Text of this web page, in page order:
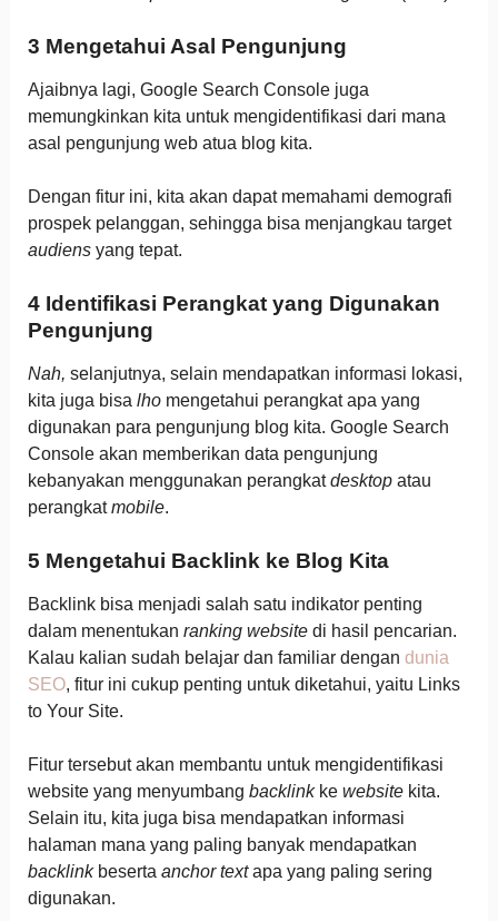
3 Mengetahui Asal Pengunjung
Ajaibnya lagi, Google Search Console juga
memungkinkan kita untuk mengidentifikasi dari mana
asal pengunjung web atua blog kita.
Dengan fitur ini, kita akan dapat memahami demografi
prospek pelanggan, sehingga bisa menjangkau target
audiensyang tepat.
4 Identifikasi Perangkat yang Digunakan
Pengunjung
Nah, selanjutnya, selain mendapatkan informasi lokasi,
kita juga bisa lhomengetahui perangkat apa yang
digunakan para pengunjung blog kita. Google Search
Console akan memberikan data pengunjung
kebanyakan menggunakan perangkatdesktopatau
perangkatmobile.
5 Mengetahui Backlink ke Blog Kita
Backlink bisa menjadi salah satu indikator penting
dalam menentukan ranking websitedi hasil pencarian.
Kalau kalian sudah belajar dan familiar dengan dunia
SEO, fitur ini cukup penting untuk diketahui, yaitu Links
to Your Site.
Fitur tersebut akan membantu untuk mengidentifikasi
website yang menyumbang backlinkke websitekita.
Selain itu, kita juga bisa mendapatkan informasi
halaman mana yang paling banyak mendapatkan
backlinkbeserta anchor textapa yang paling sering
digunakan.